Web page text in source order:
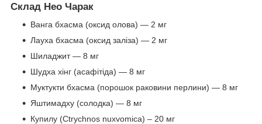
Склад Нео Чарак
Ванга бхасма (оксид олова) — 2 мг
Лауха бхасма (оксид заліза) — 2 мг
Шиладжит — 8 мг
Шудха хінг (асафітіда) — 8 мг
Муктукти бхасма (порошок раковини перлини) — 8 мг
Яштимадху (солодка) — 8 мг
Купилу (Сtrychnos nuxvomica) – 20 мг